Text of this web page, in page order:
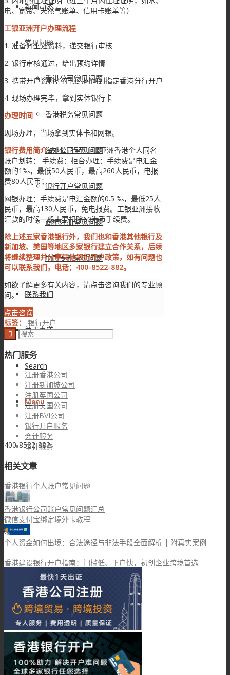
新闻动态
常见问题
香港公司常见问题
香港税务常见问题
海外公司常见问题
银行开户常见问题
商标注册常见问题
中国专利常见问题
联系我们
关于卓道
Search
Menu
400-8522-882
电、宽带、天然气账单、信用卡账单等）
工银亚洲开户办理流程
1. 准备好上述资料，递交银行审核
2. 银行审核通过，给出预约详情
3. 携带开户资料，在预约时间到指定香港分行开户
4. 现场办理完毕，拿到实体银行卡
办理时间
现场办理，当场拿到实体卡和网银。
银行费用简介内地工行至工银亚洲香港个人同名
账户划转： 手续费：柜台办理：手续费是电汇金
额的1‰，最低50人民币，最高260人民币，电报
费80人民币；
网银办理：手续费是电汇金额的0.5 ‰，最低25人
民币，最高130人民币，免电报费。工银亚洲接收
汇款的时候一般需要扣除60港币手续费。
除上述五家香港银行外，我们也和香港其他银行及
新加坡、美国等地区多家银行建立合作关系，后续
将继续整理并分享其他银行开户政策，如有问题也
可以联系我们，电话：400-8522-882。
如欲了解更多有关内容，请点击咨询我们的专业顾
问。
点击咨询
标签：
银行开户
热门服务
注册香港公司
注册新加坡公司
注册英国公司
注册美国公司
注册BVI公司
银行开户服务
会计服务
审计服务
相关文章
香港银行个人账户常见问题
香港银行公司账户常见问题汇总
微信支付宝绑定境外卡教程
个人资金如何出境：合法途径与非法手段全面解析 | 附真实案例
香港建设银行开户指南：门槛低、下户快，初创企业跨境首选